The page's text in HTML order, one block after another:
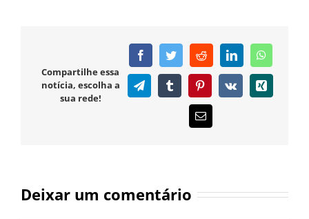
Compartilhe essa
notícia, escolha a
sua rede!
FacebookTwitterRedditLinkedIn
TelegramTumblr PinterestVk Xing
E-
mail
Deixar um comentário